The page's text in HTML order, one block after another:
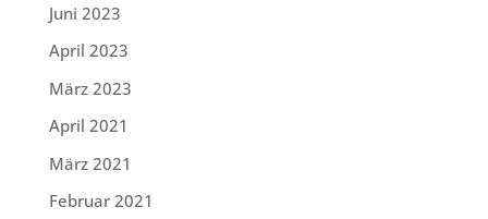
Juni 2023
April 2023
März 2023
April 2021
März 2021
Februar 2021